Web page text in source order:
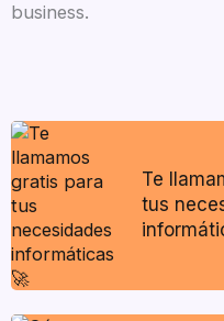
business.
Te
tus